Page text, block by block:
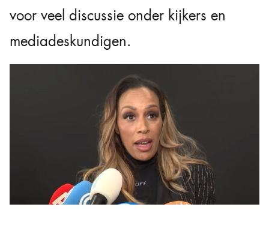
voor veel discussie onder kijkers en
mediadeskundigen.